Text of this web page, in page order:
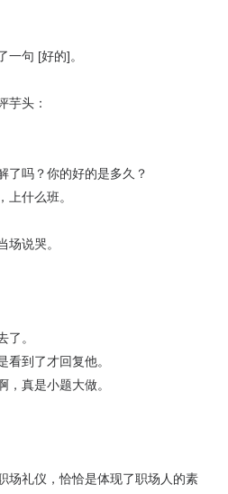
一句 [好的]。
芋头：
了吗？你的好的是多久？
上什么班。
场说哭。
了。
到了才回复他。
真是小题大做。
场礼仪，恰恰是体现了职场人的素